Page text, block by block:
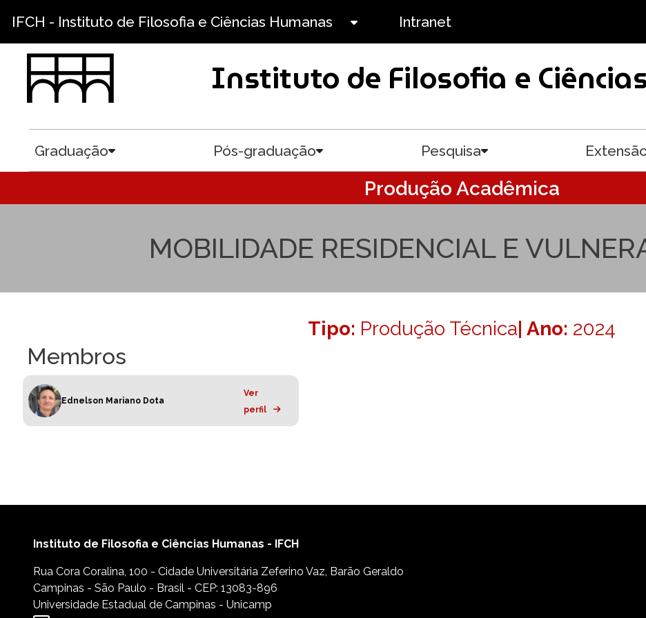
IFCH - Instituto de Filosofia e Ciências Humanas Intranet
Instituto de Filosofia e
Graduação Pós-graduação Pesquisa
Produção Acadêmica
MOBILIDADE RESIDENCIAL E
Tipo: Produção Técnica| Ano: 2024
Membros
Ednelson Mariano Dota
Ver
perfil
Instituto de Filosofia e Ciências Humanas - IFCH
Rua Cora Coralina, 100 - Cidade Universitária Zeferino Vaz, Barão Geraldo
Campinas - São Paulo - Brasil - CEP: 13083-896
Universidade Estadual de Campinas - Unicamp